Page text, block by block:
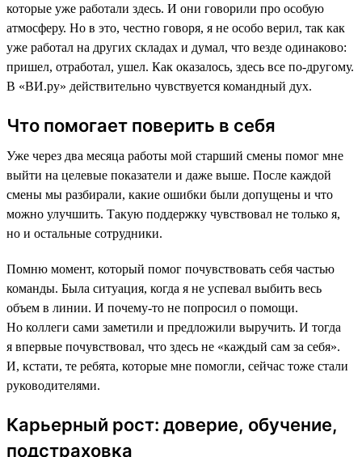
которые уже работали здесь. И они говорили про особую
атмосферу. Но в это, честно говоря, я не особо верил, так как
уже работал на других складах и думал, что везде одинаково:
пришел, отработал, ушел. Как оказалось, здесь все по-другому.
В «ВИ.ру» действительно чувствуется командный дух.
Что помогает поверить в себя
Уже через два месяца работы мой старший смены помог мне
выйти на целевые показатели и даже выше. После каждой
смены мы разбирали, какие ошибки были допущены и что
можно улучшить. Такую поддержку чувствовал не только я,
но и остальные сотрудники.
Помню момент, который помог почувствовать себя частью
команды. Была ситуация, когда я не успевал выбить весь
объем в линии. И почему-то не попросил о помощи.
Но коллеги сами заметили и предложили выручить. И тогда
я впервые почувствовал, что здесь не «каждый сам за себя».
И, кстати, те ребята, которые мне помогли, сейчас тоже стали
руководителями.
Карьерный рост: доверие, обучение,
подстраховка